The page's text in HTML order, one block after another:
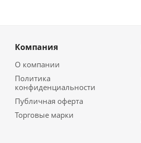
Компания
О компании
Политика
конфиденциальности
Публичная оферта
Торговые марки